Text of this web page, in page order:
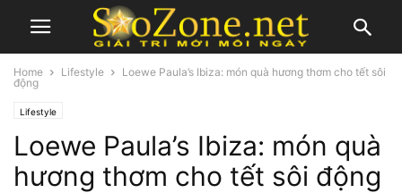
Home Lifestyle
Loewe Paula’s Ibiza: món quà hương thơm cho tết sôi
động
Lifestyle
Loewe Paula’s Ibiza: món quà
hương thơm cho tết sôi động